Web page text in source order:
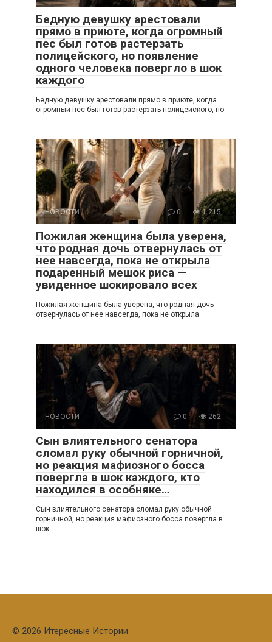
Бедную девушку арестовали
прямо в приюте, когда огромный
пес был готов растерзать
полицейского, но появление
одного человека повергло в шок
каждого
Бедную девушку арестовали прямо в приюте, когда
огромный пес был готов растерзать полицейского, но
НОВОСТИ 0 1 215
Пожилая женщина была уверена,
что родная дочь отвернулась от
нее навсегда, пока не открыла
подаренный мешок риса —
увиденное шокировало всех
Пожилая женщина была уверена, что родная дочь
отвернулась от нее навсегда, пока не открыла
НОВОСТИ 0 262
Сын влиятельного сенатора
сломал руку обычной горничной,
но реакция мафиозного босса
повергла в шок каждого, кто
находился в особняке…
Сын влиятельного сенатора сломал руку обычной
горничной, но реакция мафиозного босса повергла в
шок
© 2026 Итересные Истории